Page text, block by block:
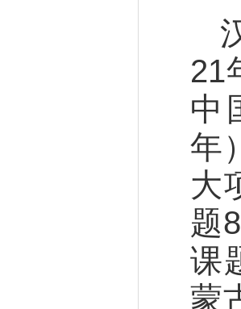
21
中
年
大
题
课
蒙